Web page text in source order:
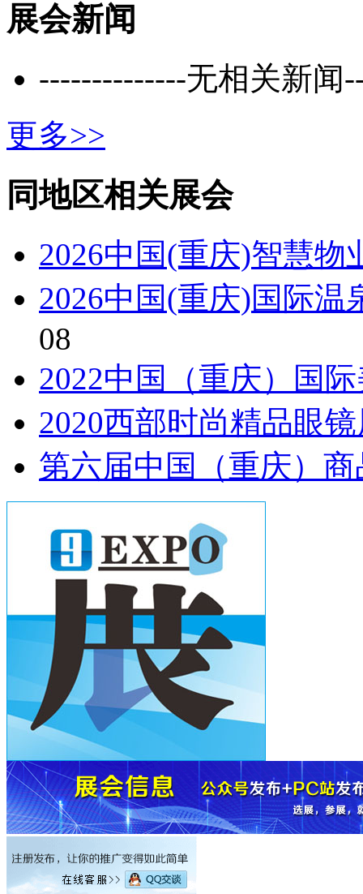
展会新闻
--------------无相关新闻
更多>>
同地区相关展会
2026中国(重庆)智慧物
2026中国(重庆)国际温
08
2022中国（重庆）国
2020西部时尚精品眼
第六届中国（重庆）